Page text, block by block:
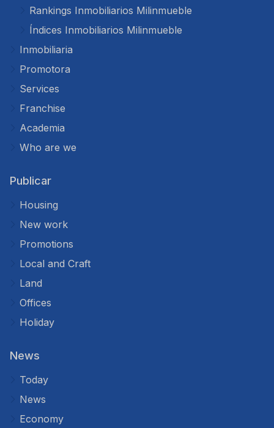
Rankings Inmobiliarios Milinmueble
Índices Inmobiliarios Milinmueble
Inmobiliaria
Promotora
Services
Franchise
Academia
Who are we
Publicar
Housing
New work
Promotions
Local and Craft
Land
Offices
Holiday
News
Today
News
Economy